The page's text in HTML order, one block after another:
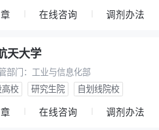
在线咨询 调剂办法
天大学
部门： 工业与信息化部
高校
研究生院 自划线院校
在线咨询 调剂办法